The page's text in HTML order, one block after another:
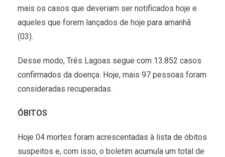
mais os casos que deveriam ser notificados hoje e
aqueles que forem lançados de hoje para amanhã
(03).
Desse modo, Três Lagoas segue com 13.852 casos
confirmados da doença. Hoje, mais 97 pessoas foram
consideradas recuperadas.
ÓBITOS
Hoje 04 mortes foram acrescentadas à lista de óbitos
suspeitos e, com isso, o boletim acumula um total de